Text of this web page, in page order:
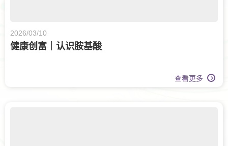
2026/03/10
健康创富｜认识胺基酸
查看更多